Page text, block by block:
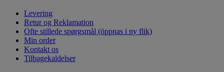
Levering
Retur og Reklamation
Ofte stillede spørgsmål (öppnas i ny flik)
Min order
Kontakt os
Tilbagekaldelser